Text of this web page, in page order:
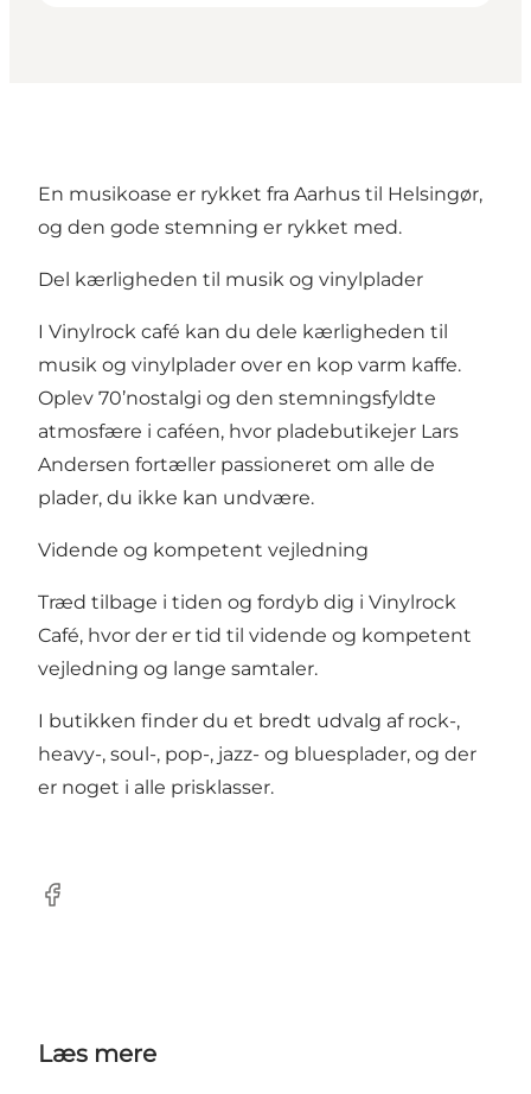
En musikoase er rykket fra Aarhus til Helsingør,
og den gode stemning er rykket med.
Del kærligheden til musik og vinylplader
I Vinylrock café kan du dele kærligheden til
musik og vinylplader over en kop varm kaffe.
Oplev 70’nostalgi og den stemningsfyldte
atmosfære i caféen, hvor pladebutikejer Lars
Andersen fortæller passioneret om alle de
plader, du ikke kan undvære.
Vidende og kompetent vejledning
Træd tilbage i tiden og fordyb dig i Vinylrock
Café, hvor der er tid til vidende og kompetent
vejledning og lange samtaler.
I butikken finder du et bredt udvalg af rock-,
heavy-, soul-, pop-, jazz- og bluesplader, og der
er noget i alle prisklasser.
Facebook
Læs mere